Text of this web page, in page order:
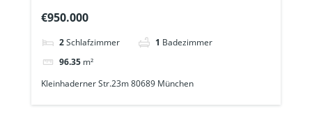
Geschäfte des täglichen Lebens in 300m
Entfernung
€950.000
2Schlafzimmer 1 Badezimmer
96.35 m²
Kleinhaderner Str.23m 80689 München